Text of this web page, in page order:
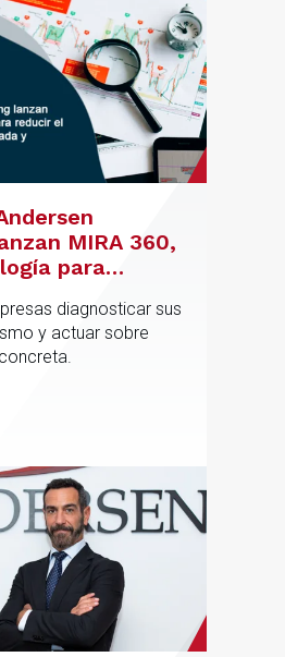
MIRA 360,
para
de
y
diagnosticar sus
y actuar sobre